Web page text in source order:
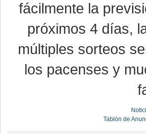
fácilmente la
próximos 4 días,
múltiples sorteos
los pacenses y
Tablón de